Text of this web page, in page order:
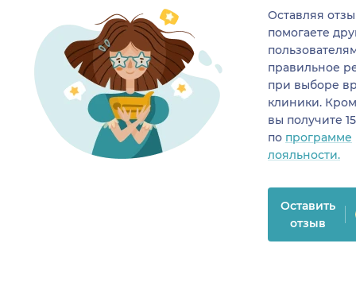
Оставляя
помогаете
правильное
при выборе
клиники.
вы получите
по программе
лояльности.
Оставить
отзыв